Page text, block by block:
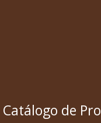
Catálogo de